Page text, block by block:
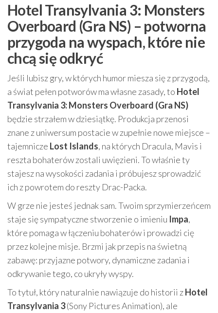
Hotel Transylvania 3: Monsters
Overboard (Gra NS) – potworna
przygoda na wyspach, które nie
chcą się odkryć
Jeśli lubisz gry, w których humor miesza się z przygodą,
a świat pełen potworów ma własne zasady, to Hotel
Transylvania 3: Monsters Overboard (Gra NS)
będzie strzałem w dziesiątkę. Produkcja przenosi
znane z uniwersum postacie w zupełnie nowe miejsce –
tajemnicze Lost Islands, na których Dracula, Mavis i
reszta bohaterów zostali uwięzieni. To właśnie ty
stajesz na wysokości zadania i próbujesz sprowadzić
ich z powrotem do reszty Drac-Packa.
W grze nie jesteś jednak sam. Twoim sprzymierzeńcem
staje się sympatyczne stworzenie o imieniu Impa,
które pomaga w łączeniu bohaterów i prowadzi cię
przez kolejne misje. Brzmi jak przepis na świetną
zabawę: przyjazne potwory, dynamiczne zadania i
odkrywanie tego, co ukryły wyspy.
To tytuł, który naturalnie nawiązuje do historii zHotel
Transylvania 3(Sony Pictures Animation), ale